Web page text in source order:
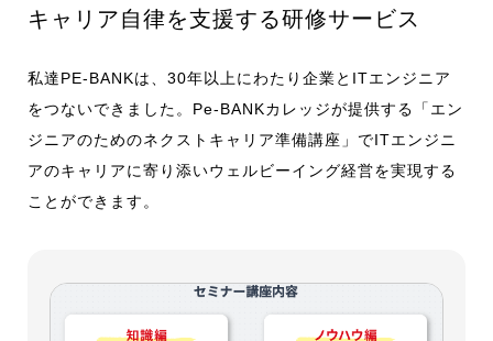
キャリア自律を支援する研修サービス​
私達PE-BANKは、30年以上にわたり企業とITエンジニア
をつないできました。Pe-BANKカレッジが提供する「エン
ジニアのためのネクストキャリア準備講座」でITエンジニ
アのキャリアに寄り添いウェルビーイング経営を実現する
ことができます。